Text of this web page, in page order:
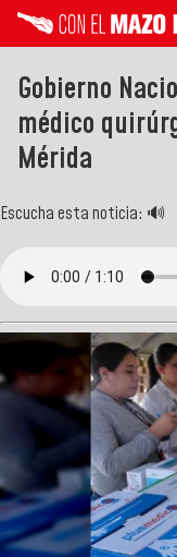
Gobierno
médico
Mérida
Escucha esta noticia: 🔊